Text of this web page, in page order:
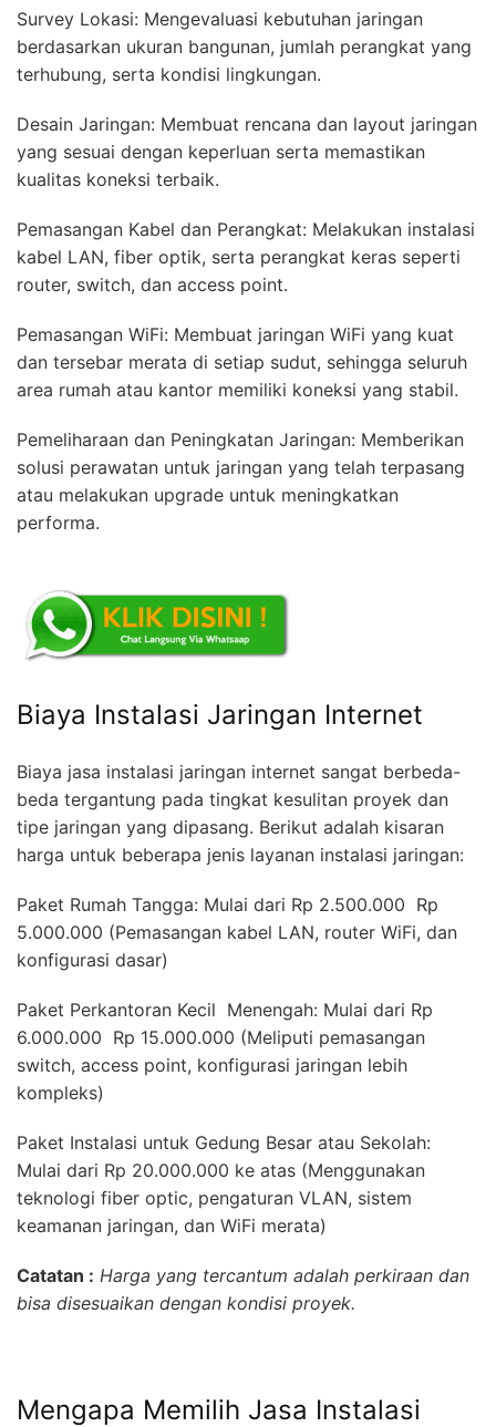
Survey Lokasi: Mengevaluasi kebutuhan jaringan
berdasarkan ukuran bangunan, jumlah perangkat yang
terhubung, serta kondisi lingkungan.
Desain Jaringan: Membuat rencana dan layout jaringan
yang sesuai dengan keperluan serta memastikan
kualitas koneksi terbaik.
Pemasangan Kabel dan Perangkat: Melakukan instalasi
kabel LAN, fiber optik, serta perangkat keras seperti
router, switch, dan access point.
Pemasangan WiFi: Membuat jaringan WiFi yang kuat
dan tersebar merata di setiap sudut, sehingga seluruh
area rumah atau kantor memiliki koneksi yang stabil.
Pemeliharaan dan Peningkatan Jaringan: Memberikan
solusi perawatan untuk jaringan yang telah terpasang
atau melakukan upgrade untuk meningkatkan
performa.
Biaya Instalasi Jaringan Internet
Biaya jasa instalasi jaringan internet sangat berbeda-
beda tergantung pada tingkat kesulitan proyek dan
tipe jaringan yang dipasang. Berikut adalah kisaran
harga untuk beberapa jenis layanan instalasi jaringan:
Paket Rumah Tangga: Mulai dari Rp 2.500.000  Rp
5.000.000 (Pemasangan kabel LAN, router WiFi, dan
konfigurasi dasar)
Paket Perkantoran Kecil  Menengah: Mulai dari Rp
6.000.000  Rp 15.000.000 (Meliputi pemasangan
switch, access point, konfigurasi jaringan lebih
kompleks)
Paket Instalasi untuk Gedung Besar atau Sekolah:
Mulai dari Rp 20.000.000 ke atas (Menggunakan
teknologi fiber optic, pengaturan VLAN, sistem
keamanan jaringan, dan WiFi merata)
Catatan : Harga yang tercantum adalah perkiraan dan
bisa disesuaikan dengan kondisi proyek.
Mengapa Memilih Jasa Instalasi